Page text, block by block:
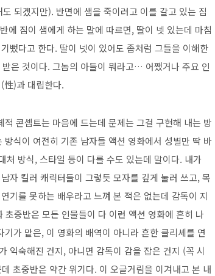
되겠지만). 반면에 샘을 죽이려고 이를 갈고 있는 짐
에 짐이 샘에게 하는 말에 따르면, 딸이 넷 있는데 마침
뻤다고 한다. 딸이 넷이 있어도 좀처럼 그들을 이해한
은 것이다. 그놈의 아들이 뭐라고… 어쨌거나 주요 인
性)과 대립한다.
콘셉트는 마음에 드는데 문제는 그걸 구현해 내는 방
식이 여전히 기존 남자들 액션 영화에서 성별만 딱 바
처 방식, 스타일 등이 다를 수도 있는데 말이다. 내가
자 킬러 캐릭터들이 그렇듯 모자를 깊게 눌러 쓰고, 목
기를 못하는 배우라고 느껴 본 적은 없는데 감독이 지
중반은 모든 인물들이 다 이런 액션 영화에 흔히 나
가 맡은, 이 영화의 배역이 아니라 흔한 클리셰를 연
익숙해진 건지, 아니면 감독이 감을 잡은 건지 (꼭 시
초중반은 약간 위기다. 이 오글거림을 이겨내고 본 내